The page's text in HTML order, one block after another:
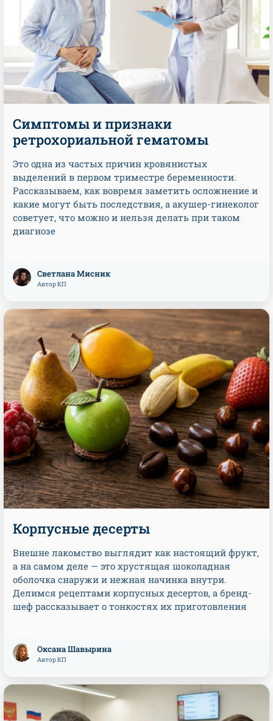
Симптомы и признаки
ретрохориальной гематомы
Это одна из частых причин кровянистых
выделений в первом триместре беременности.
Рассказываем, как вовремя заметить осложнение и
какие могут быть последствия, а акушер-гинеколог
советует, что можно и нельзя делать при таком
диагнозе
Светлана Мисник
Автор КП
Корпусные десерты
Внешне лакомство выглядит как настоящий фрукт,
а на самом деле — это хрустящая шоколадная
оболочка снаружи и нежная начинка внутри.
Делимся рецептами корпусных десертов, а бренд-
шеф рассказывает о тонкостях их приготовления
Оксана Шавырина
Автор КП